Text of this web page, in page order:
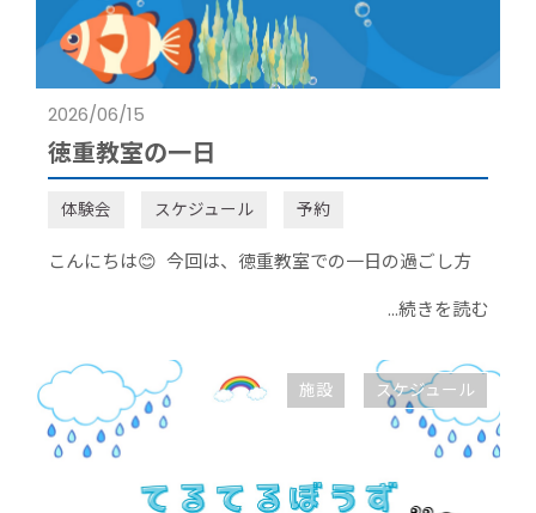
2026/06/15
徳重教室の一日
体験会 スケジュール 予約
こんにちは😊 今回は、徳重教室での一日の過ごし方
...続きを読む
施設 スケジュール